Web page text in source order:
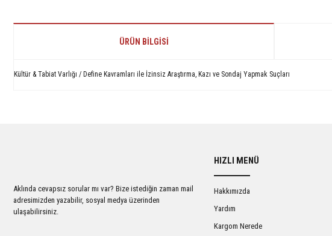
ÜRÜN BILGISI
Kültür & Tabiat Varlığı / Define Kavramları ile İzinsiz Araştırma, Kazı ve Sondaj Yapmak Suçları
Ürün fiyatı diğer sitelerden daha pahalı.
Bu ürüne benzer farklı alternatifler olmalı.
Aklında cevapsız sorular mı var? Bize istediğin zaman mail
adresimizden yazabilir, sosyal medya üzerinden
ulaşabilirsiniz.
HIZLI MENÜ
Hakkımızda
Yardım
Kargom Nerede